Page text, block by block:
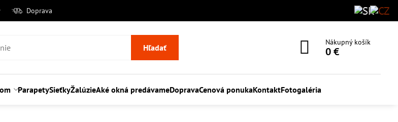
Doprava
Hľadať
Nákupný košík
0 €
ParapetySieťkyŽalúzieAké okná predávameDopravaCenová ponukaKontaktFotogaléria